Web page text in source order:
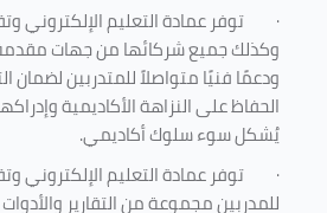
· توفر عمادة التعليم الإلكتروني
وكذلك جميع شركائها من جهات مقدمة
ودعمًا فنيًا متواصلاً للمتدربين لضمان
الحفاظ على النزاهة الأكاديمية
يُشكل سوء سلوك أكاديمي.
· توفر عمادة التعليم الإلكتروني
للمدربين مجموعة من التقارير